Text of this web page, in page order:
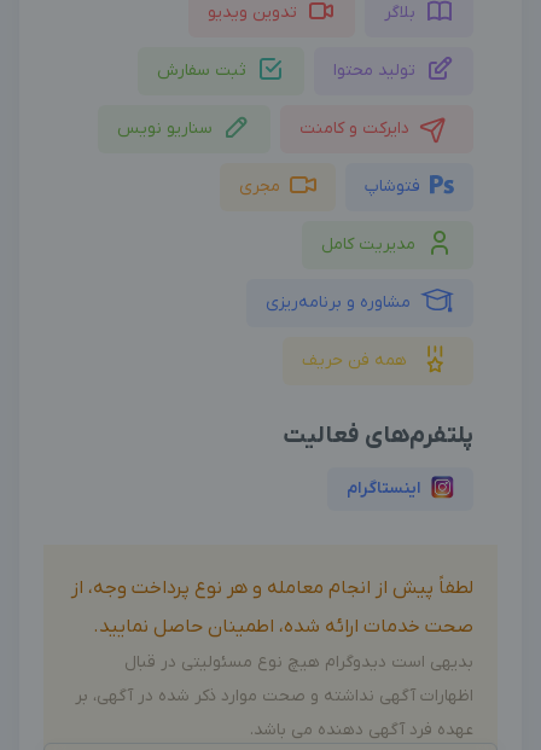
بلاگر تدوین ویدیو
تولید محتوا ثبت سفارش
دایرکت و کامنت سناریو نویس
فتوشاپ مجری
مدیریت کامل
مشاوره و برنامه‌ریزی
همه فن حریف
پلتفرم‌های فعالیت
اینستاگرام
لطفاً پیش از انجام معامله و هر نوع پرداخت وجه، از
صحت خدمات ارائه شده، اطمینان حاصل نمایید.
بدیهی است دیدوگرام هیچ نوع مسئولیتی در قبال
اظهارات آگهی نداشته و صحت موارد ذکر شده در آگهی، بر
عهده فرد آگهی دهنده می باشد.